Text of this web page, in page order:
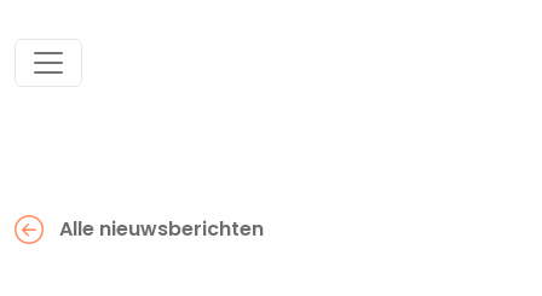
Alle nieuwsberichten